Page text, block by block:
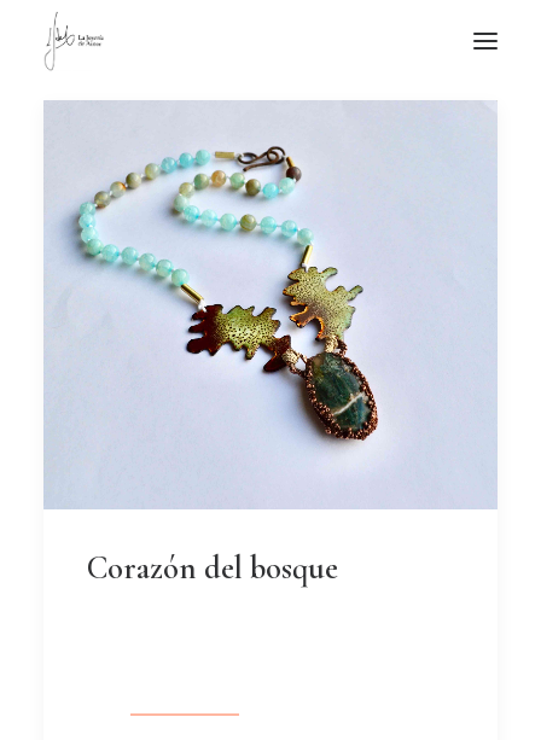
NOVEDADES
DE VISITA
APUNTES
Corazón del bosque